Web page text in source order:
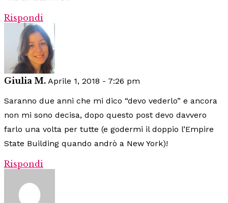
Rispondi
Giulia M. Aprile 1, 2018 - 7:26 pm
Saranno due anni che mi dico “devo vederlo” e ancora
non mi sono decisa, dopo questo post devo davvero
farlo una volta per tutte (e godermi il doppio l’Empire
State Building quando andrò a New York)!
Rispondi